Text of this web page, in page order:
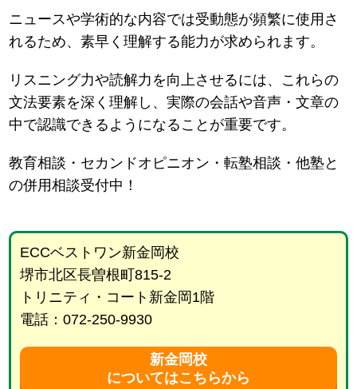
ニュースや学術的な内容では受動態が頻繁に使用さ
れるため、素早く理解する能力が求められます。
リスニング力や読解力を向上させるには、これらの
文法要素を深く理解し、実際の会話や音声・文章の
中で認識できるようになることが重要です。
教育相談・セカンドオピニオン・転塾相談・他塾と
の併用相談受付中！
ECCベストワン新金岡校
堺市北区長曽根町815-2
トリニティ・コート新金岡1階
電話：072-250-9930
新金岡校
についてはこちらから